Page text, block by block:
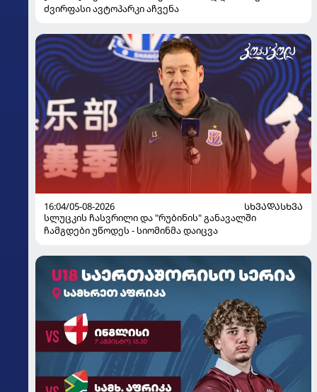
ძვირფასი ავტოპარკი აჩვენა
16:04/05-08-2026
ᲡᲮᲕᲐᲓᲐᲡᲮᲕᲐ
სლუცკის ჩასვრილი და "რუბინის" განავალში
ჩამგდები უწოდეს - სიომინმა დაიცვა